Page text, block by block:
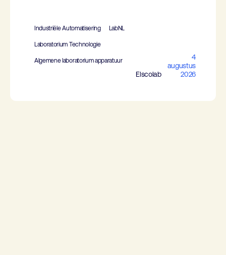
Industriële Automatisering LabNL
Laboratorium Technologie
Algemene laboratorium apparatuur
Elscolab
4
augustus
2026